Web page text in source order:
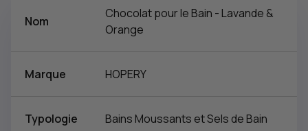
Nom
Chocolat pour le Bain - Lavande &
Orange
Marque HOPERY
Typologie Bains Moussants et Sels de Bain